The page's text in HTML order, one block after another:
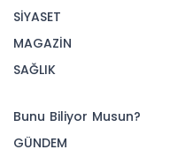
SİYASET
MAGAZİN
SAĞLIK
Bunu Biliyor Musun?
GÜNDEM